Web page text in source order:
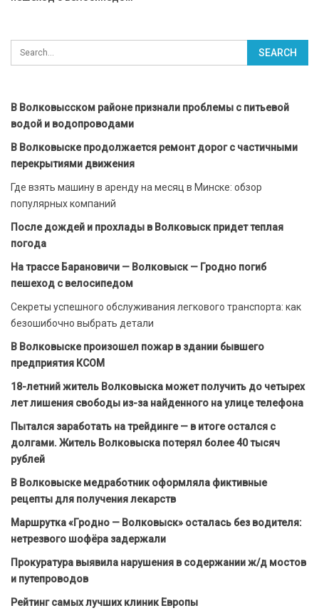
В Волковысском районе признали проблемы с питьевой
водой и водопроводами
В Волковыске продолжается ремонт дорог с частичными
перекрытиями движения
Где взять машину в аренду на месяц в Минске: обзор
популярных компаний
После дождей и прохлады в Волковыск придет теплая
погода
На трассе Барановичи — Волковыск — Гродно погиб
пешеход с велосипедом
Секреты успешного обслуживания легкового транспорта: как
безошибочно выбрать детали
В Волковыске произошел пожар в здании бывшего
предприятия КСОМ
18-летний житель Волковыска может получить до четырех
лет лишения свободы из-за найденного на улице телефона
Пытался заработать на трейдинге — в итоге остался с
долгами. Житель Волковыска потерял более 40 тысяч
рублей
В Волковыске медработник оформляла фиктивные
рецепты для получения лекарств
Маршрутка «Гродно — Волковыск» осталась без водителя:
нетрезвого шофёра задержали
Прокуратура выявила нарушения в содержании ж/д мостов
и путепроводов
Рейтинг самых лучших клиник Европы